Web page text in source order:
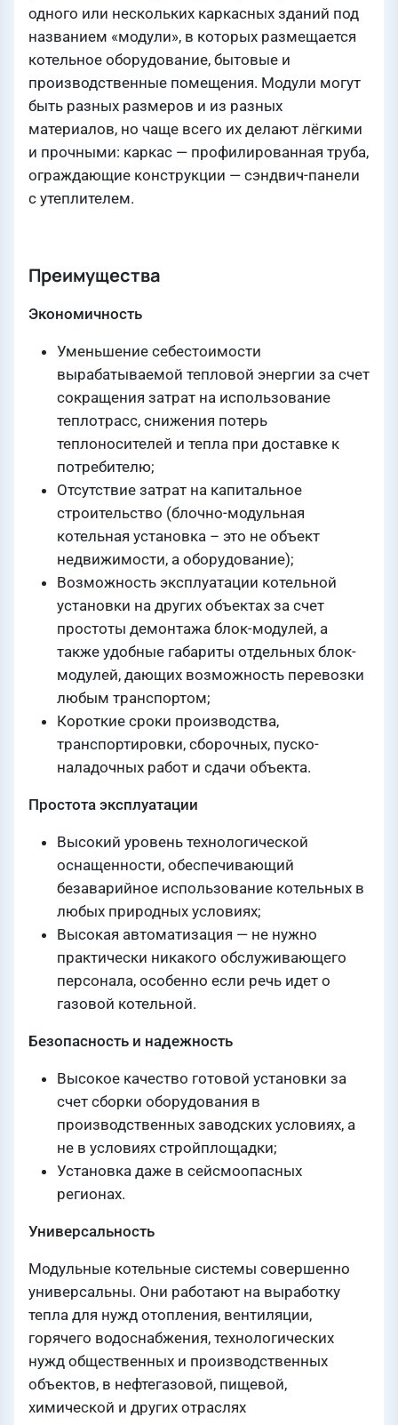
одного или нескольких каркасных зданий под
названием «модули», в которых размещается
котельное оборудование, бытовые и
производственные помещения. Модули могут
быть разных размеров и из разных
материалов, но чаще всего их делают лёгкими
и прочными: каркас — профилированная труба,
ограждающие конструкции — сэндвич-панели
с утеплителем.
Преимущества
Экономичность
Уменьшение себестоимости
вырабатываемой тепловой энергии за счет
сокращения затрат на использование
теплотрасс, снижения потерь
теплоносителей и тепла при доставке к
потребителю;
Отсутствие затрат на капитальное
строительство (блочно-модульная
котельная установка – это не объект
недвижимости, а оборудование);
Возможность эксплуатации котельной
установки на других объектах за счет
простоты демонтажа блок-модулей, а
также удобные габариты отдельных блок-
модулей, дающих возможность перевозки
любым транспортом;
Короткие сроки производства,
транспортировки, сборочных, пуско-
наладочных работ и сдачи объекта.
Простота эксплуатации
Высокий уровень технологической
оснащенности, обеспечивающий
безаварийное использование котельных в
любых природных условиях;
Высокая автоматизация — не нужно
практически никакого обслуживающего
персонала, особенно если речь идет о
газовой котельной.
Безопасность и надежность
Высокое качество готовой установки за
счет сборки оборудования в
производственных заводских условиях, а
не в условиях стройплощадки;
Установка даже в сейсмоопасных
регионах.
Универсальность
Модульные котельные системы совершенно
универсальны. Они работают на выработку
тепла для нужд отопления, вентиляции,
горячего водоснабжения, технологических
нужд общественных и производственных
объектов, в нефтегазовой, пищевой,
химической и других отраслях